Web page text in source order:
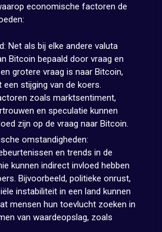
economische factoren de
Net als bij elke andere valuta
Bitcoin bepaald door vraag en
grotere vraag is naar Bitcoin,
een stijging van de koers.
zoals marktsentiment,
en speculatie kunnen
zijn op de vraag naar Bitcoin.
omstandigheden:
en trends in de
kunnen indirect invloed hebben
Bijvoorbeeld, politieke onrust,
instabiliteit in een land kunnen
mensen hun toevlucht zoeken in
van waardeopslag, zoals